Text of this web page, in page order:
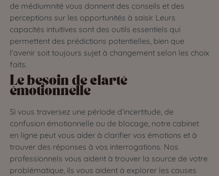
de médiumnité vous donnent des conseils et des
perceptions sur les opportunités à saisir. Leurs
capacités intuitives sont des outils essentiels qui
permettent des prédictions potentielles, bien que
l’avenir soit toujours sujet à changement selon les choix
faits.
Le besoin de clarté
émotionnelle
Si vous traversez une période d’incertitude, de
confusion émotionnelle ou de blocage, notre cabinet
en ligne peut vous aider à clarifier vos émotions et à
trouver des réponses à vos interrogations. Nos
professionnels vous aident à trouver la source de votre
problématique, ils vous aident à explorer les causes